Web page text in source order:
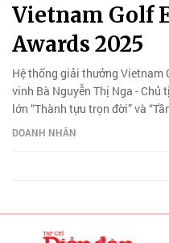
Vietnam Golf
Awards 2025
Hệ thống giải thưởng Vietnam
vinh Bà Nguyễn Thị Nga - Chủ
lớn “Thành tựu trọn đời” và
DOANH NHÂN